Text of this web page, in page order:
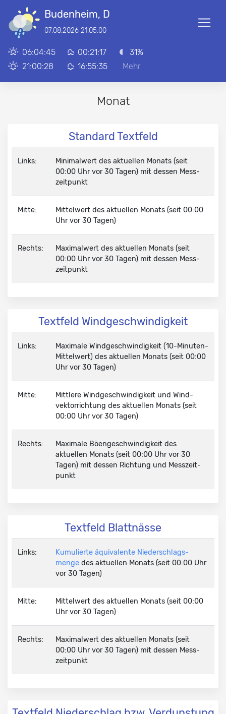
Budenheim, D
07.08.2026 21:05:00
06:04:45
21:00:28
00:21:17
16:55:35
31%
Mehr
Monat
Standard Textfeld
Links:
Minimalwert des aktuellen Monats (seit
00:00 Uhr vor 30 Tagen) mit dessen Mess­
zeit­punkt
Mitte:
Mittelwert des aktuellen Monats (seit 00:00
Uhr vor 30 Tagen)
Rechts:
Maximalwert des aktuellen Monats (seit
00:00 Uhr vor 30 Tagen) mit dessen Mess­
zeit­punkt
Textfeld Windgeschwindigkeit
Links: Maximale Wind­geschwindig­keit (10-Minuten-
Mittelwert) des aktuellen Monats (seit 00:00
Uhr vor 30 Tagen)
Mitte:
Mittlere Wind­geschwindig­keit und Wind­
vektor­richtung des aktuellen Monats (seit
00:00 Uhr vor 30 Tagen)
Rechts: Maximale Böen­geschwindig­keit des
aktuellen Monats (seit 00:00 Uhr vor 30
Tagen) mit dessen Richtung und Mess­zeit­
punkt
Textfeld Blattnässe
Links:
Kumulierte äquivalente Nieder­schlags­
menge des aktuellen Monats (seit 00:00 Uhr
vor 30 Tagen)
Mitte:
Mittelwert des aktuellen Monats (seit 00:00
Uhr vor 30 Tagen)
Rechts:
Maximalwert des aktuellen Monats (seit
00:00 Uhr vor 30 Tagen) mit dessen Mess­
zeit­punkt